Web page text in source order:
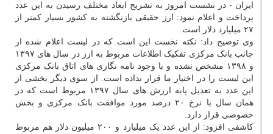
ایران - در نشست امروز به تشریح ابعاد مختلف رسیدن به این عدد
پرداخت و اعلام نمود: ارز حقیقی بازنگشته به کشور بسیار کمتر از
۲۷ میلیارد دلار است.
وی توضیح داد: نکته نخست این است که در لیست اعلام شده از
جانب بانک مرکزی تفکیک اطلاعات مربوط به ارز در سال های ۱۳۹۷
و ۱۳۹۸ مشخص نشده و با وجود نامه نگاری های اتاق بانک مرکزی
این لیست را در اختیار ما قرار نداده است. از سوی دیگر بخشی از
این عدد به تعدیل پایه ارزش های سال ۱۳۹۷ مربوط است که در
همان سال با نرخ ۲۰ درصد مورد موافقت بانک مرکزی و بخش
خصوصی قرار دارد.
کاشفی افزود: از این عدد یک میلیارد و ۲۰۰ میلیون دلار هم مربوط